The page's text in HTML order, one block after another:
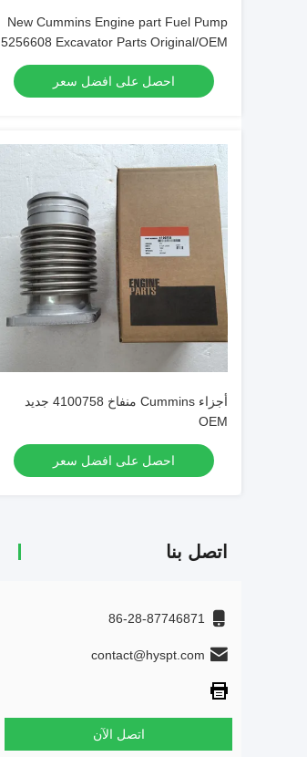
New Cummins Engine part Fuel Pump
5256608 Excavator Parts Original/OEM
احصل على افضل سعر
أجزاء Cummins منفاخ 4100758 جديد
OEM
احصل على افضل سعر
اتصل بنا
86-28-87746871
contact@hyspt.com
اتصل الآن